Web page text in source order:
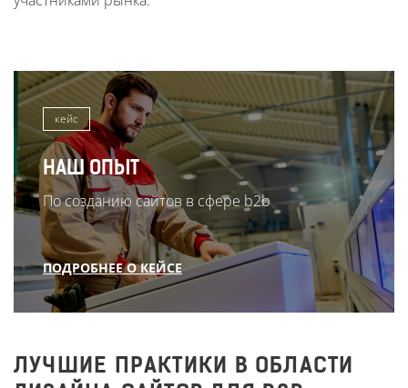
кейс
НАШ ОПЫТ
По созданию сайтов в сфере b2b
ПОДРОБНЕЕ О КЕЙСЕ
ЛУЧШИЕ ПРАКТИКИ В ОБЛАСТИ